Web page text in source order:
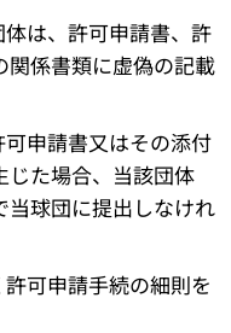
は、許可申請書、許
関係書類に虚偽の記載
申請書又はその添付
じた場合、当該団体
当球団に提出しなけれ
可申請手続の細則を